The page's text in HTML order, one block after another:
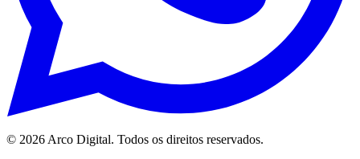
© 2026 Arco Digital. Todos os direitos reservados.